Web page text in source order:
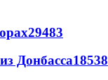
29483
Донбасса18538